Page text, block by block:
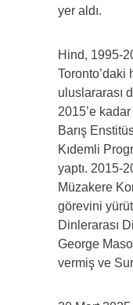
yer aldı.
Hind, 1995-
Toronto’daki
uluslararası
2015’e
Barış
Kıdemli
yaptı. 2015-
Müzakere
görevini
Dinlerarası
George
vermiş ve